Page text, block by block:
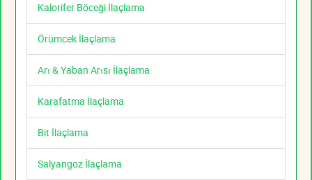
Kalorifer Böceği İlaçlama
Örümcek İlaçlama
Arı & Yaban Arısı İlaçlama
Karafatma İlaçlama
Bit İlaçlama
Salyangoz İlaçlama